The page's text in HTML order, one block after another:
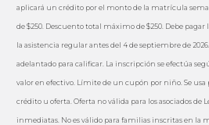
aplicará un crédito por el monto de la matrícula
de $250. Descuento total máximo de $250. Debe
la asistencia regular antes del 4 de septiembre de
adelantado para calificar. La inscripción se efectúa
valor en efectivo. Límite de un cupón por niño. Se usa
crédito u oferta. Oferta no válida para los asociados de
inmediatas. No es válido para familias inscritas en la